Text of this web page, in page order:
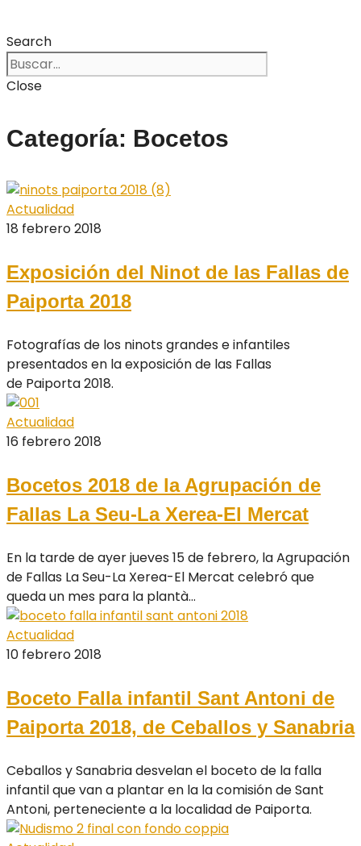
Search
Close
Categoría: Bocetos
Actualidad
18 febrero 2018
Exposición del Ninot de las Fallas de
Paiporta 2018
Fotografías de los ninots grandes e infantiles
presentados en la exposición de las Fallas
de Paiporta 2018.
Actualidad
16 febrero 2018
Bocetos 2018 de la Agrupación de
Fallas La Seu-La Xerea-El Mercat
En la tarde de ayer jueves 15 de febrero, la Agrupación
de Fallas La Seu-La Xerea-El Mercat celebró que
queda un mes para la plantà...
Actualidad
10 febrero 2018
Boceto Falla infantil Sant Antoni de
Paiporta 2018, de Ceballos y Sanabria
Ceballos y Sanabria desvelan el boceto de la falla
infantil que van a plantar en la la comisión de Sant
Antoni, perteneciente a la localidad de Paiporta.